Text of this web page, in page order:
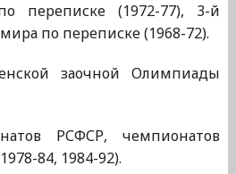
переписке (1972-77), 3-й
по переписке (1968-72).
заочной Олимпиады
РСФСР, чемпионатов
84, 1984-92).